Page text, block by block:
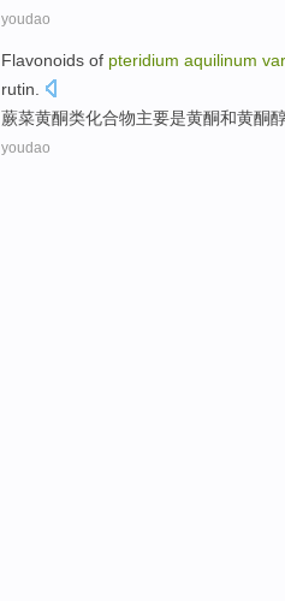
youdao
Flavonoids of pteridium aquilinum var
rutin
蕨菜黄酮类化合物主要是黄酮和黄酮
youdao